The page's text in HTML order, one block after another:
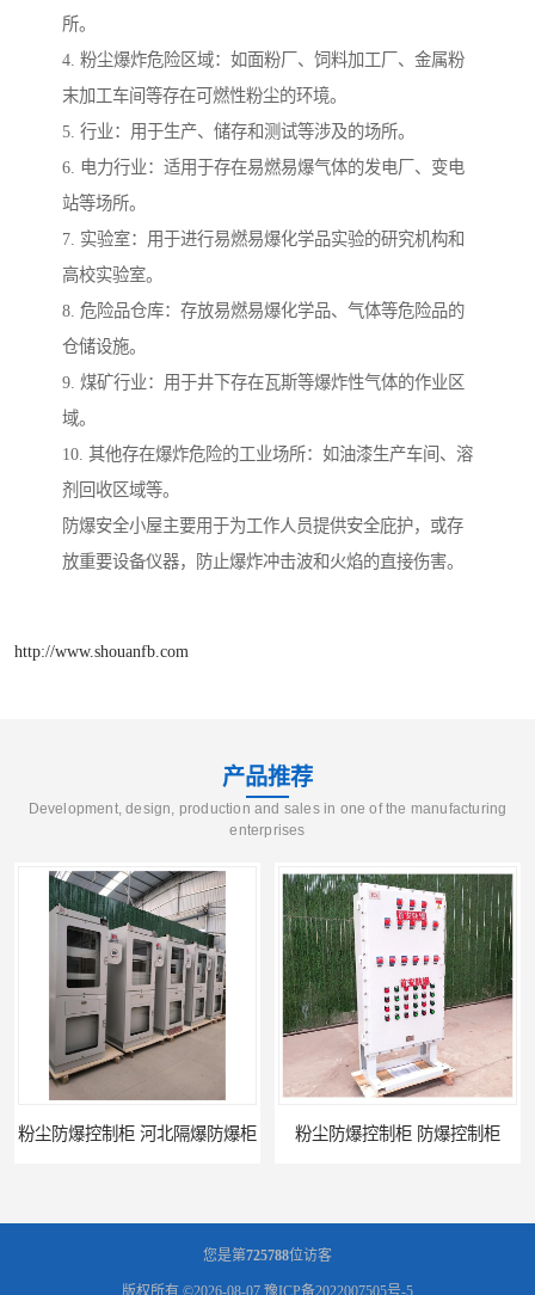
所。
4. 粉尘爆炸危险区域：如面粉厂、饲料加工厂、金属粉
末加工车间等存在可燃性粉尘的环境。
5. 行业：用于生产、储存和测试等涉及的场所。
6. 电力行业：适用于存在易燃易爆气体的发电厂、变电
站等场所。
7. 实验室：用于进行易燃易爆化学品实验的研究机构和
高校实验室。
8. 危险品仓库：存放易燃易爆化学品、气体等危险品的
仓储设施。
9. 煤矿行业：用于井下存在瓦斯等爆炸性气体的作业区
域。
10. 其他存在爆炸危险的工业场所：如油漆生产车间、溶
剂回收区域等。
防爆安全小屋主要用于为工作人员提供安全庇护，或存
放重要设备仪器，防止爆炸冲击波和火焰的直接伤害。
http://www.shouanfb.com
产品推荐
Development, design, production and sales in one of the manufacturing
enterprises
粉尘防爆控制柜 河北隔爆防爆柜 粉尘防爆控制柜 防爆控制柜
您是第725788位访客
版权所有 ©2026-08-07 豫ICP备2022007505号-5